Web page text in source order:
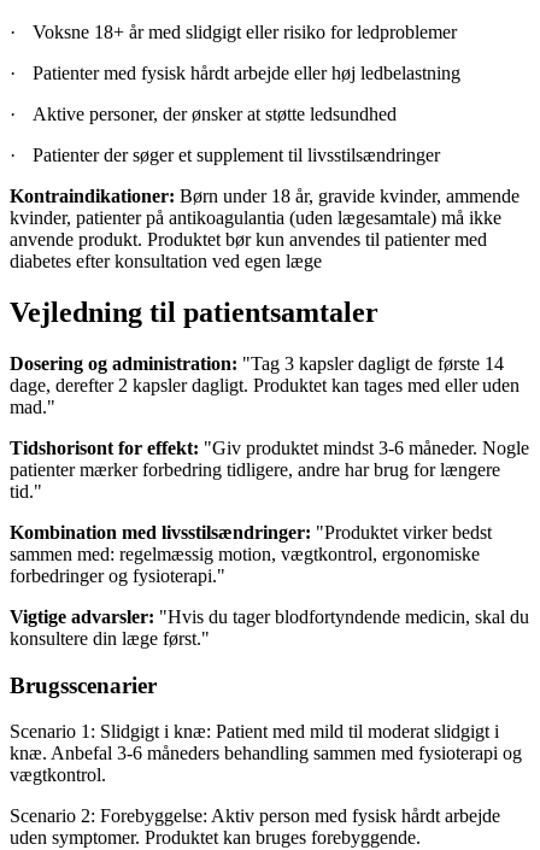
·
Voksne 18+ år med slidgigt eller risiko for ledproblemer
·
Patienter med fysisk hårdt arbejde eller høj ledbelastning
·
Aktive personer, der ønsker at støtte ledsundhed
·
Patienter der søger et supplement til livsstilsændringer
Kontraindikationer: Børn under 18 år, gravide kvinder, ammende
kvinder, patienter på antikoagulantia (uden lægesamtale) må ikke
anvende produkt. Produktet bør kun anvendes til patienter med
diabetes efter konsultation ved egen læge
Vejledning til patientsamtaler
Dosering og administration: "Tag 3 kapsler dagligt de første 14
dage, derefter 2 kapsler dagligt. Produktet kan tages med eller uden
mad."
Tidshorisont for effekt: "Giv produktet mindst 3-6 måneder. Nogle
patienter mærker forbedring tidligere, andre har brug for længere
tid."
Kombination med livsstilsændringer: "Produktet virker bedst
sammen med: regelmæssig motion, vægtkontrol, ergonomiske
forbedringer og fysioterapi."
Vigtige advarsler: "Hvis du tager blodfortyndende medicin, skal du
konsultere din læge først."
Brugsscenarier
Scenario 1: Slidgigt i knæ: Patient med mild til moderat slidgigt i
knæ. Anbefal 3-6 måneders behandling sammen med fysioterapi og
vægtkontrol.
Scenario 2: Forebyggelse: Aktiv person med fysisk hårdt arbejde
uden symptomer. Produktet kan bruges forebyggende.